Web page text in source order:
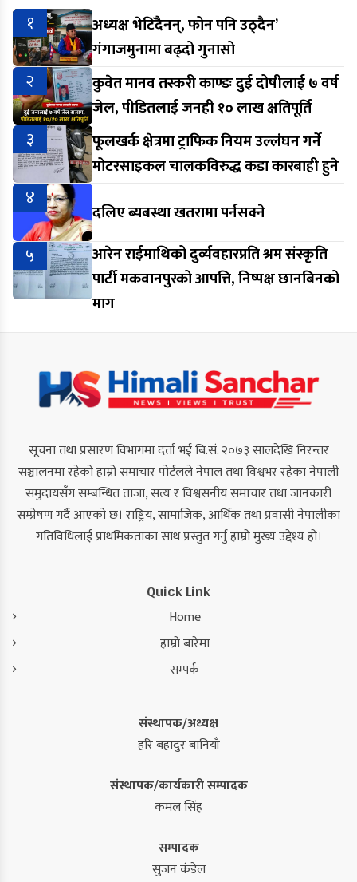
१
अध्यक्ष भेटिँदैनन्, फोन पनि उठ्दैन’
गंगाजमुनामा बढ्दो गुनासो
२
कुवेत मानव तस्करी काण्डः दुई दोषीलाई ७ वर्ष
जेल, पीडितलाई जनही १० लाख क्षतिपूर्ति
३
फूलखर्क क्षेत्रमा ट्राफिक नियम उल्लंघन गर्ने
मोटरसाइकल चालकविरुद्ध कडा कारबाही हुने
४
दलिए ब्यबस्था खतरामा पर्नसक्ने
५
आरेन राईमाथिको दुर्व्यवहारप्रति श्रम संस्कृति
पार्टी मकवानपुरको आपत्ति, निष्पक्ष छानबिनको
माग
सूचना तथा प्रसारण विभागमा दर्ता भई बि.सं. २०७३ सालदेखि निरन्तर
सञ्चालनमा रहेको हाम्रो समाचार पोर्टलले नेपाल तथा विश्वभर रहेका नेपाली
समुदायसँग सम्बन्धित ताजा, सत्य र विश्वसनीय समाचार तथा जानकारी
सम्प्रेषण गर्दै आएको छ। राष्ट्रिय, सामाजिक, आर्थिक तथा प्रवासी नेपालीका
गतिविधिलाई प्राथमिकताका साथ प्रस्तुत गर्नु हाम्रो मुख्य उद्देश्य हो।
Quick Link
Home
हाम्रो बारेमा
सम्पर्क
संस्थापक/अध्यक्ष
हरि बहादुर बानियाँ
संस्थापक/कार्यकारी सम्पादक
कमल सिंह
सम्पादक
सुजन कंडेल